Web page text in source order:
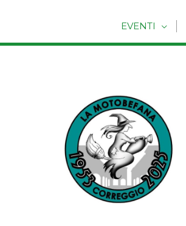
EVENTI